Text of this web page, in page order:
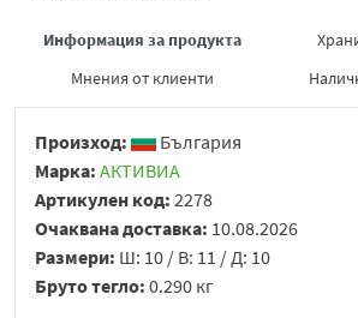
Информация за продукта
Мнения от клиенти
Произход:
България
Марка: АКТИВИА
Артикулен код: 2278
Очаквана доставка: 10.08.2026
Размери: Ш: 10 / В: 11 / Д: 10
Бруто тегло: 0.290 кг